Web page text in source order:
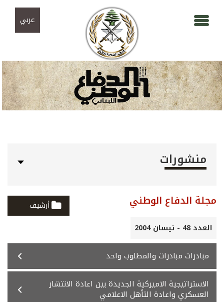
عربي
منشورات
مجلة الدفاع الوطني
أرشيف
العدد 48 - نيسان 2004
مبادرات مبادرات والمطلوب واحد
الاستراتيجية الاميركية الجديدة بين اعادة الانتشار
العسكري واعادة التأهل الاعلامي